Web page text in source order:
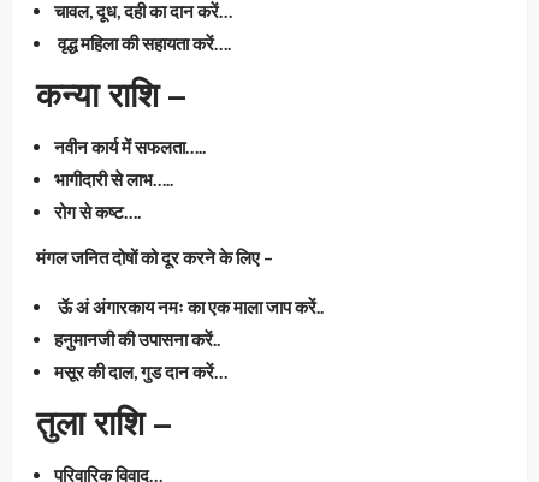
चावल, दूध, दही का दान करें…
वृद्ध महिला की सहायता करें….
कन्या राशि –
नवीन कार्य में सफलता…..
भागीदारी से लाभ…..
रोग से कष्ट….
मंगल जनित दोषों को दूर करने के लिए –
ऊॅ अं अंगारकाय नमः का एक माला जाप करें..
हनुमानजी की उपासना करें..
मसूर की दाल, गुड दान करें…
तुला राशि –
परिवारिक विवाद…